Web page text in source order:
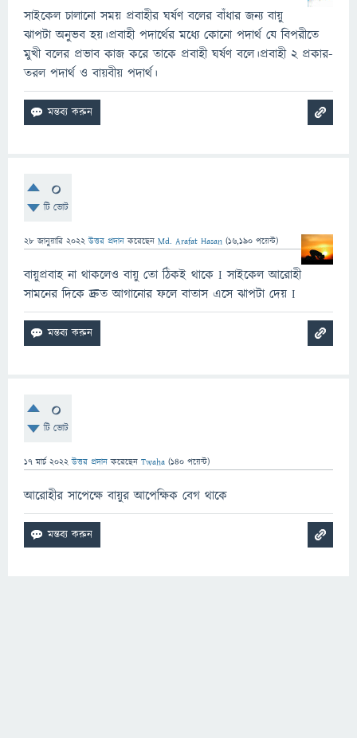
সাইকেল চালানো সময় প্রবাহীর ঘর্ষণ বলের বাঁধার জন্য বায়ু
ঝাপটা অনুভব হয়।প্রবাহী পদার্থের মধ্যে কোনো পদার্থ যে বিপরীতে
মুখী বলের প্রভাব কাজ করে তাকে প্রবাহী ঘর্ষণ বলে।প্রবাহী ২ প্রকার-
তরল পদার্থ ও বায়বীয় পদার্থ।
0
টি ভোট
28 জানুয়ারি 2022 উত্তর প্রদান করেছেন Md. Arafat Hasan (16,190 পয়েন্ট)
বায়ুপ্রবাহ না থাকলেও বায়ু তো ঠিকই থাকে I সাইকেল আরোহী
সামনের দিকে দ্রুত আগানোর ফলে বাতাস এসে ঝাপটা দেয় I
0
টি ভোট
17 মার্চ 2022 উত্তর প্রদান করেছেন Twaha (140 পয়েন্ট)
আরোহীর সাপেক্ষে বায়ুর আপেক্ষিক বেগ থাকে